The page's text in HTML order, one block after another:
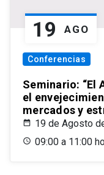
19 AGO
Conferencias
Seminario: “El
el
mercados y
19 de Agosto
09:00 a 11:00